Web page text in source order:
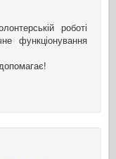
роботі
функціонування